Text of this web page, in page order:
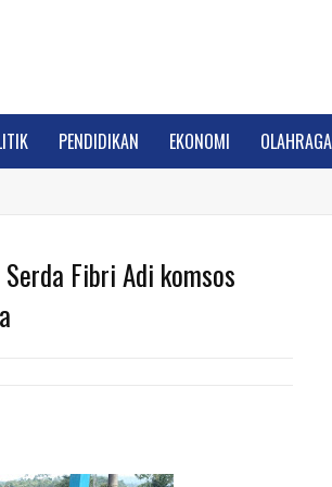
PENDIDIKAN EKONOMI OLAHRAGA
Fibri Adi komsos